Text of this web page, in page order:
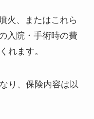
火、またはこれら
入院・手術時の費
れます。
り、保険内容は以